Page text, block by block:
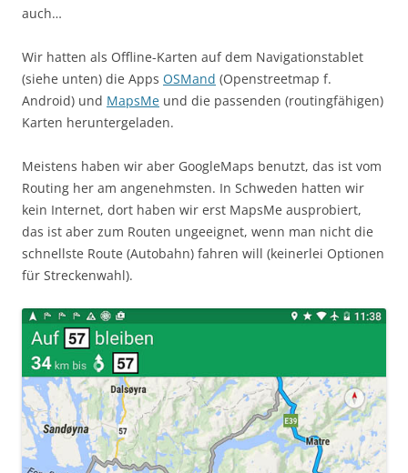
auch…
Wir hatten als Offline-Karten auf dem Navigationstablet
(siehe unten) die Apps OSMand (Openstreetmap f.
Android) und MapsMe und die passenden (routingfähigen)
Karten heruntergeladen.
Meistens haben wir aber GoogleMaps benutzt, das ist vom
Routing her am angenehmsten. In Schweden hatten wir
kein Internet, dort haben wir erst MapsMe ausprobiert,
das ist aber zum Routen ungeeignet, wenn man nicht die
schnellste Route (Autobahn) fahren will (keinerlei Optionen
für Streckenwahl).